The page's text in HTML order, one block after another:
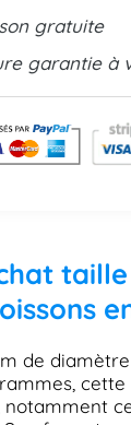
gratuite
garantie à
de
notamment